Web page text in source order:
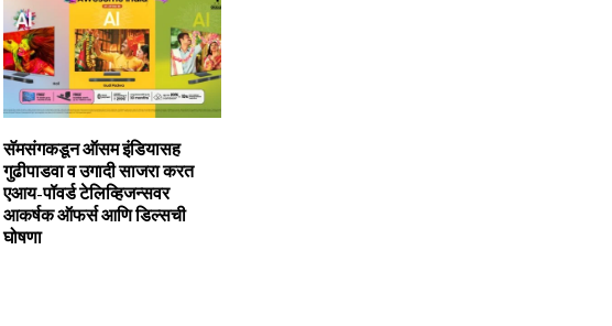
सॅमसंगकडून ऑसम इंडियासह
गुढीपाडवा व उगादी साजरा करत
एआय-पॉवर्ड टेलिव्हिजन्‍सवर
आकर्षक ऑफर्स आणि डिल्‍सची
घोषणा